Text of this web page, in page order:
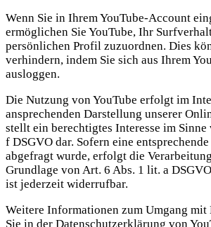
Wenn Sie in Ihrem YouTube-Account
ermöglichen Sie YouTube, Ihr
persönlichen Profil zuzuordnen. Dies
verhindern, indem Sie sich aus Ihrem
ausloggen.
Die Nutzung von YouTube erfolgt im
ansprechenden Darstellung unserer
stellt ein berechtigtes Interesse im
f DSGVO dar. Sofern eine
abgefragt wurde, erfolgt die
Grundlage von Art. 6 Abs. 1 lit. a
ist jederzeit widerrufbar.
Weitere Informationen zum Umgang
Sie in der Datenschutzerklärung von